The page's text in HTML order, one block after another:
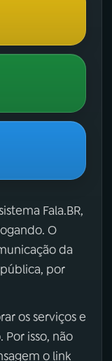
Fala.BR,
O
da
por
os serviços e
isso, não
o link